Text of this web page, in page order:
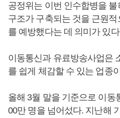
공정위는 이번 인수합병을 불
구조가 구축되는 것을 근원
를 예방했다는 데 의미가 있
이동통신과 유료방송사업은
를 쉽게 체감할 수 있는 업종
올해 3월 말을 기준으로 이동
00만 명을 넘어섰다. 지난해